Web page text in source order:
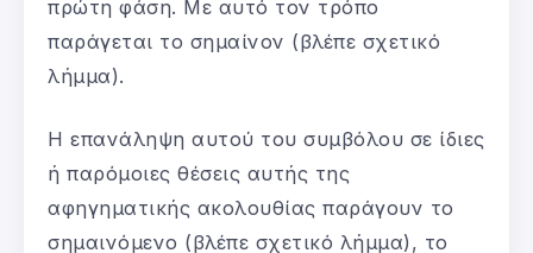
πρώτη φάση. Με αυτό τον τρόπο
παράγεται το σημαίνον (βλέπε σχετικό
λήμμα).
Η επανάληψη αυτού του συμβόλου σε ίδιες
ή παρόμοιες θέσεις αυτής της
αφηγηματικής ακολουθίας παράγουν το
σημαινόμενο (βλέπε σχετικό λήμμα), το